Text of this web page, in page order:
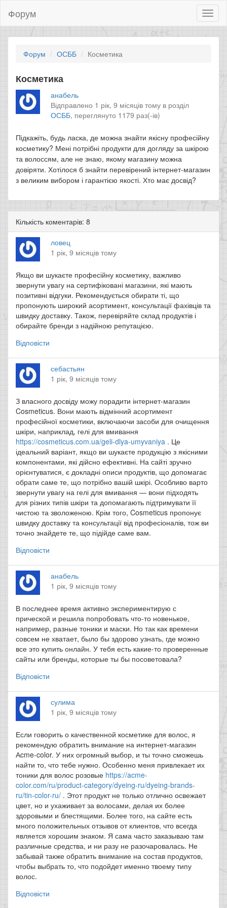
Форум
Форум ОСББ Косметика
Косметика
анабель
Відправлено 1 рік, 9 місяців тому в розділ
ОСББ, переглянуто 1179 раз(-ів)
Підкажіть, будь ласка, де можна знайти якісну професійну
косметику? Мені потрібні продукти для догляду за шкірою
та волоссям, але не знаю, якому магазину можна
довіряти. Хотілося б знайти перевірений інтернет-магазин
з великим вибором і гарантією якості. Хто має досвід?
Кількість коментарів: 8
ловец
1 рік, 9 місяців тому
Якщо ви шукаєте професійну косметику, важливо
звернути увагу на сертифіковані магазини, які мають
позитивні відгуки. Рекомендується обирати ті, що
пропонують широкий асортимент, консультації фахівців та
швидку доставку. Також, перевіряйте склад продуктів і
обирайте бренди з надійною репутацією.
Відповісти
себастьян
1 рік, 9 місяців тому
З власного досвіду можу порадити інтернет-магазин
Cosmeticus. Вони мають відмінний асортимент
професійної косметики, включаючи засоби для очищення
шкіри, наприклад, гелі для вмивання
https://cosmeticus.com.ua/geli-dlya-umyvaniya . Це
ідеальний варіант, якщо ви шукаєте продукцію з якісними
компонентами, які дійсно ефективні. На сайті зручно
орієнтуватися, є докладні описи продуктів, що допомагає
обрати саме те, що потрібно вашій шкірі. Особливо варто
звернути увагу на гелі для вмивання — вони підходять
для різних типів шкіри та допомагають підтримувати її
чистою та зволоженою. Крім того, Cosmeticus пропонує
швидку доставку та консультації від професіоналів, тож ви
точно знайдете те, що підійде саме вам.
Відповісти
анабель
1 рік, 9 місяців тому
В последнее время активно экспериментирую с
прической и решила попробовать что-то новенькое,
например, разные тоники и маски. Но так как времени
совсем не хватает, было бы здорово узнать, где можно
все это купить онлайн. У тебя есть какие-то проверенные
сайты или бренды, которые ты бы посоветовала?
Відповісти
сулима
1 рік, 9 місяців тому
Если говорить о качественной косметике для волос, я
рекомендую обратить внимание на интернет-магазин
Аcme-color. У них огромный выбор, и ты точно сможешь
найти то, что тебе нужно. Особенно меня привлекает их
тоники для волос розовые https://acme-
color.com/ru/product-category/dyeing-ru/dyeing-brands-
ru/tin-color-ru/ . Этот продукт не только отлично освежает
цвет, но и ухаживает за волосами, делая их более
здоровыми и блестящими. Более того, на сайте есть
много положительных отзывов от клиентов, что всегда
является хорошим знаком. Я сама часто заказываю там
различные средства, и ни разу не разочаровалась. Не
забывай также обратить внимание на состав продуктов,
чтобы выбрать то, что подойдет именно твоему типу
волос.
Відповісти